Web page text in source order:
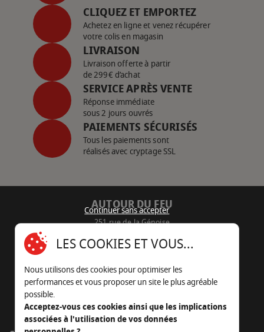
CLIQUEZ ET EMPORTEZ
Achetez en ligne et venez récupérer
votre colis en magasin
LIVRAISON
Livraison offerte à partir
de 299€ d’achat
SERVICE APRÈS VENTE
Réponse immédiate
sous 2 jours ouvrés
PAIEMENTS SÉCURISÉS
Tous les paiements sont
réalisés avec cryptage SSL
AUTOUR DU FEU
251 rue de la Génoise
05 45 22 98 09
Nous envoyer un e-mail
Continuer sans accepter
LES COOKIES ET VOUS...
Nous utilisons des cookies pour optimiser les
performances et vous proposer un site le plus agréable
possible.
Acceptez-vous ces cookies ainsi que les implications
associées à l'utilisation de vos données